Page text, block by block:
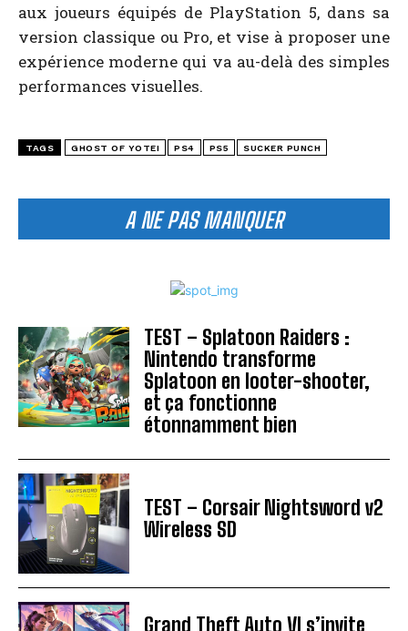
A NE PAS MANQUER
TEST – Splatoon Raiders :
Nintendo transforme
Splatoon en looter-shooter,
et ça fonctionne
étonnamment bien
TEST – Corsair Nightsword v2
Wireless SD
Grand Theft Auto VI s’invite
aux joueurs équipés de PlayStation 5, dans sa
version classique ou Pro, et vise à proposer une
expérience moderne qui va au-delà des simples
performances visuelles.
TAGS GHOST OF YOTEI PS4 PS5 SUCKER PUNCH